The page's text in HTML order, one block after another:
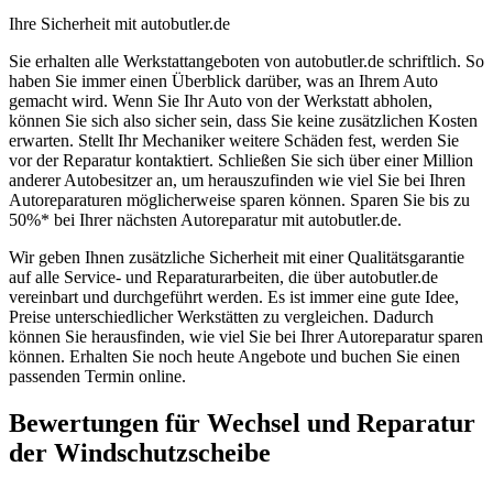
Ihre Sicherheit mit autobutler.de
Sie erhalten alle Werkstattangeboten von autobutler.de schriftlich. So
haben Sie immer einen Überblick darüber, was an Ihrem Auto
gemacht wird. Wenn Sie Ihr Auto von der Werkstatt abholen,
können Sie sich also sicher sein, dass Sie keine zusätzlichen Kosten
erwarten. Stellt Ihr Mechaniker weitere Schäden fest, werden Sie
vor der Reparatur kontaktiert. Schließen Sie sich über einer Million
anderer Autobesitzer an, um herauszufinden wie viel Sie bei Ihren
Autoreparaturen möglicherweise sparen können. Sparen Sie bis zu
50%* bei Ihrer nächsten Autoreparatur mit autobutler.de.
Wir geben Ihnen zusätzliche Sicherheit mit einer Qualitätsgarantie
auf alle Service- und Reparaturarbeiten, die über autobutler.de
vereinbart und durchgeführt werden. Es ist immer eine gute Idee,
Preise unterschiedlicher Werkstätten zu vergleichen. Dadurch
können Sie herausfinden, wie viel Sie bei Ihrer Autoreparatur sparen
können. Erhalten Sie noch heute Angebote und buchen Sie einen
passenden Termin online.
Bewertungen für Wechsel und Reparatur
der Windschutzscheibe